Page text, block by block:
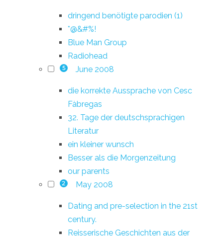
dringend benötigte parodien (1)
*@&#%!
Blue Man Group
Radiohead
5 June 2008
die korrekte Aussprache von Cesc
Fàbregas
32. Tage der deutschsprachigen
Literatur
ein kleiner wunsch
Besser als die Morgenzeitung
our parents
2 May 2008
Dating and pre-selection in the 21st
century.
Reisserische Geschichten aus der